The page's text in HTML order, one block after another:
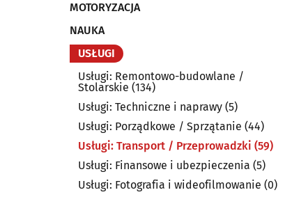
MOTORYZACJA
NAUKA
USŁUGI
Usługi: Remontowo-budowlane /
Stolarskie (134)
Usługi: Techniczne i naprawy (5)
Usługi: Porządkowe / Sprzątanie (44)
Usługi: Transport / Przeprowadzki (59)
Usługi: Finansowe i ubezpieczenia (5)
Usługi: Fotografia i wideofilmowanie (0)